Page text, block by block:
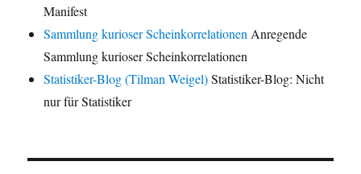
Manifest
Sammlung kurioser Scheinkorrelationen Anregende
Sammlung kurioser Scheinkorrelationen
Statistiker-Blog (Tilman Weigel)Statistiker-Blog: Nicht
nur für Statistiker